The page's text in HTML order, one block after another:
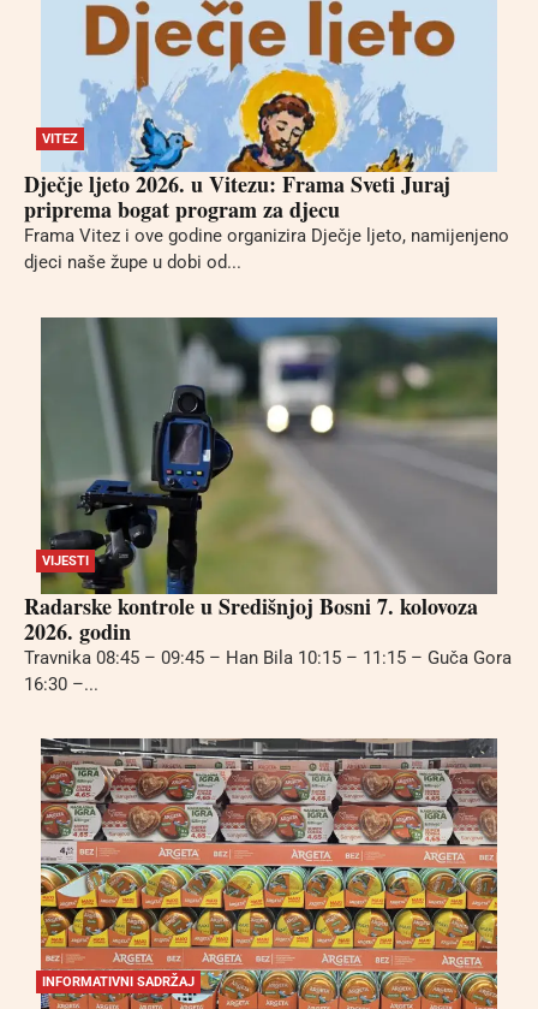
VITEZ
Dječje ljeto 2026. u Vitezu: Frama Sveti Juraj
priprema bogat program za djecu
Frama Vitez i ove godine organizira Dječje ljeto, namijenjeno
djeci naše župe u dobi od...
VIJESTI
Radarske kontrole u Središnjoj Bosni 7. kolovoza
2026. godin
Travnika 08:45 – 09:45 – Han Bila 10:15 – 11:15 – Guča Gora
16:30 –...
INFORMATIVNI SADRŽAJ